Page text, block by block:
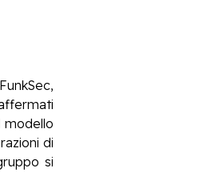
di
si